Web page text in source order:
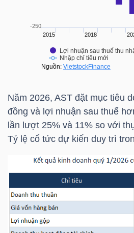
Năm 2026, AST đặt mục tiêu
đồng và lợi nhuận sau thuế
lần lượt 25% và 11% so với
Tỷ lệ cổ tức dự kiến duy trì
CHÍNH
PHÂN
TÍCH
VIETSTOCKFINANCE